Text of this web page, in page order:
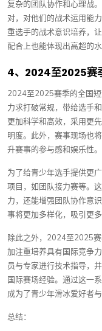
复杂的团队协作和心理战
对，对他们的战术运用能
重选手的战术意识培养，
配合上也能体现出高超的水
4、2024至2025赛
2024至2025赛季的全国短
力求打破常规，带给选手
更加科学和高效，采用更
明度。此外，赛事现场也
升赛事的参与感和娱乐性。
为了给青少年选手提供更
项目，如团队接力赛等。
力，还能增强团队协作意
事将更加多样化，吸引更
除此之外，2024至2025
加注重培养具有国际竞争
员与专家进行技术指导，
国际赛场经验。通过这一
成为了青少年滑冰爱好者
总结：